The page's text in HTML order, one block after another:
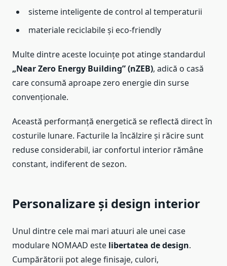
sisteme inteligente de control al temperaturii
materiale reciclabile și eco-friendly
Multe dintre aceste locuințe pot atinge standardul
„Near Zero Energy Building” (nZEB), adică o casă
care consumă aproape zero energie din surse
convenționale.
Această performanță energetică se reflectă direct în
costurile lunare. Facturile la încălzire și răcire sunt
reduse considerabil, iar confortul interior rămâne
constant, indiferent de sezon.
Personalizare și design interior
Unul dintre cele mai mari atuuri ale unei case
modulare NOMAAD este libertatea de design.
Cumpărătorii pot alege finisaje, culori,